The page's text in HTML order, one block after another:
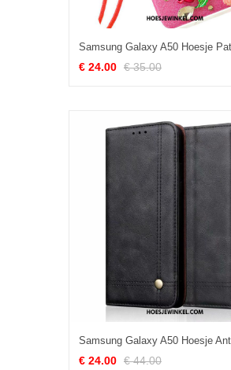
€ 24.00 € 35.00
€ 24.00 € 44.00